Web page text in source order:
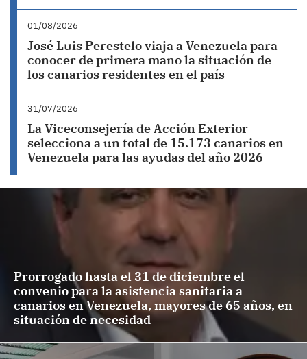
01/08/2026
José Luis Perestelo viaja a Venezuela para
conocer de primera mano la situación de
los canarios residentes en el país
31/07/2026
La Viceconsejería de Acción Exterior
selecciona a un total de 15.173 canarios en
Venezuela para las ayudas del año 2026
Prorrogado hasta el 31 de diciembre el
convenio para la asistencia sanitaria a
canarios en Venezuela, mayores de 65 años, en
situación de necesidad